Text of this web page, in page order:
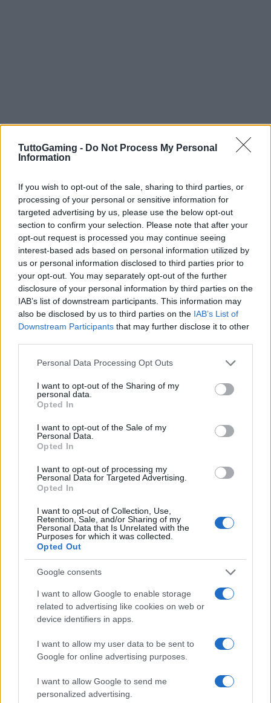
TuttoGaming - Do Not Process My Personal
Information
If you wish to opt-out of the sale, sharing to third parties, or
processing of your personal or sensitive information for
targeted advertising by us, please use the below opt-out
section to confirm your selection. Please note that after your
opt-out request is processed you may continue seeing
interest-based ads based on personal information utilized by
us or personal information disclosed to third parties prior to
your opt-out. You may separately opt-out of the further
disclosure of your personal information by third parties on the
IAB’s list of downstream participants. This information may
also be disclosed by us to third parties on the IAB’s List of
Downstream Participants that may further disclose it to other
Please note that this website/app uses one or more Google
not limited to your visit or usage behaviour. You may click to
grant or deny consent to Google and its third-party tags to
use your data for below specified purposes in below Google
consent section.
Personal Data Processing Opt Outs
I want to opt-out of the Sharing of my
personal data.
Opted In
I want to opt-out of the Sale of my
Personal Data.
Opted In
I want to opt-out of processing my
Personal Data for Targeted Advertising.
Opted In
I want to opt-out of Collection, Use,
Retention, Sale, and/or Sharing of my
Personal Data that Is Unrelated with the
Purposes for which it was collected.
Opted Out
Google consents
I want to allow Google to enable storage
related to advertising like cookies on web or
device identifiers in apps.
I want to allow my user data to be sent to
Google for online advertising purposes.
I want to allow Google to send me
personalized advertising.
Conclusioni e prospettive future
In sintesi, i saldi estivi di Steam non sono solo
un’opportunità per i videogiocatori, ma anche un
laboratorio di marketing per le aziende. Con
l’adattamento delle strategie di pricing e la
comprensione dei comportamenti dei consumatori,
i publisher possono ottenere risultati significativi. Il
futuro del gaming è intrinsecamente legato
all’analisi dei dati e alla capacità di rispondere
rapidamente alle tendenze del mercato. Rimanere
aggiornati e agire in base ai dati sarà cruciale per
evoluzione. Sarai pronto a cogliere le opportunità
che arriveranno?
AiAdhubMedia